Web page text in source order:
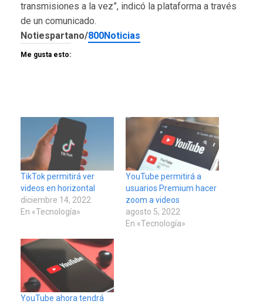
transmisiones a la vez”, indicó la plataforma a través
de un comunicado.
Notiespartano/800Noticias
Me gusta esto:
TikTok permitirá ver
videos en horizontal
diciembre 14, 2022
En «Tecnología»
YouTube permitirá a
usuarios Premium hacer
zoom a videos
agosto 5, 2022
En «Tecnología»
YouTube ahora tendrá